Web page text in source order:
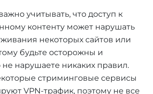
учитывать, что доступ к
контенту может нарушать
некоторых сайтов или
будьте осторожны и
не нарушаете никаких правил.
стриминговые сервисы
VPN-трафик, поэтому не все